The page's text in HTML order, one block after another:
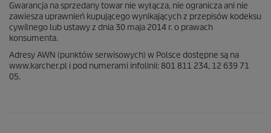
Gwarancja na sprzedany towar nie wyłącza, nie ogranicza ani nie
zawiesza uprawnień kupującego wynikających z przepisów kodeksu
cywilnego lub ustawy z dnia 30 maja 2014 r. o prawach
konsumenta.
Adresy AWN (punktów serwisowych) w Polsce dostępne są na
www.karcher.pl i pod numerami infolinii: 801 811 234, 12 639 71
05.